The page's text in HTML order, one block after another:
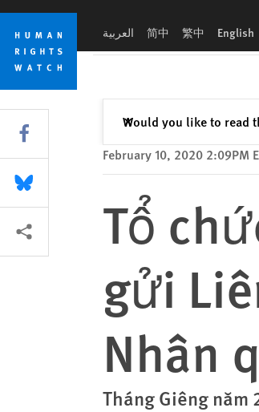
Skip
cookie
privacy
notice
Skip
main
content
العربية 简中 繁中 English
Would you like to read
✕Close
February 10, 2020 2:09PM
Tổ
gửi
Nhân
Tháng Giêng năm
Share this via Facebook
Share this via Bluesky
More sharing options